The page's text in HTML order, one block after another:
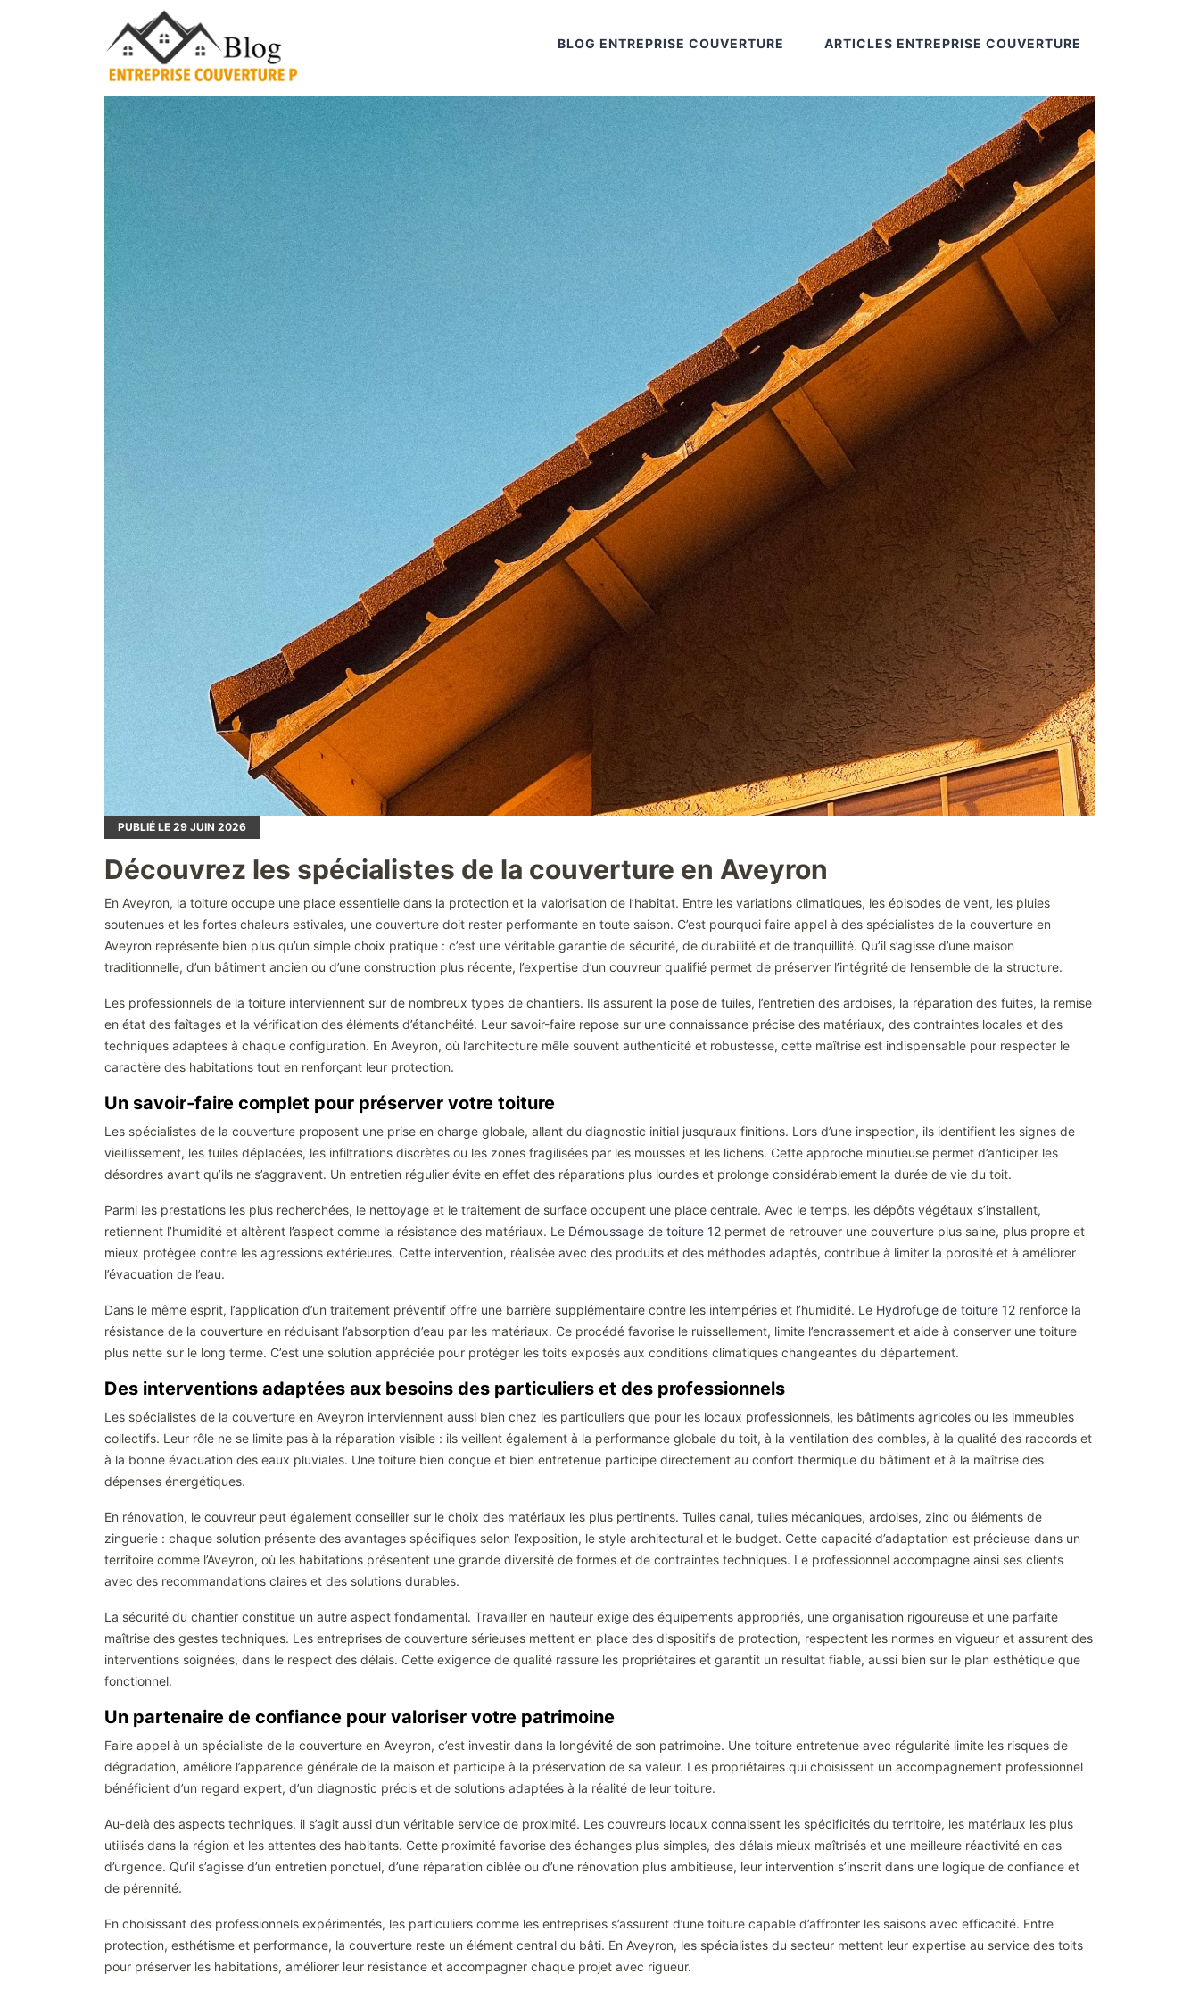
BLOG ENTREPRISE COUVERTURE ARTICLES ENTREPRISE COUVERTURE
PUBLIÉ LE 29 JUIN 2026
Découvrez les spécialistes de la couverture en Aveyron
En Aveyron, la toiture occupe une place essentielle dans la protection et la valorisation de l’habitat. Entre les variations climatiques, les épisodes de vent, les pluies
soutenues et les fortes chaleurs estivales, une couverture doit rester performante en toute saison. C’est pourquoi faire appel à des spécialistes de la couverture en
Aveyron représente bien plus qu’un simple choix pratique : c’est une véritable garantie de sécurité, de durabilité et de tranquillité. Qu’il s’agisse d’une maison
traditionnelle, d’un bâtiment ancien ou d’une construction plus récente, l’expertise d’un couvreur qualifié permet de préserver l’intégrité de l’ensemble de la structure.
Les professionnels de la toiture interviennent sur de nombreux types de chantiers. Ils assurent la pose de tuiles, l’entretien des ardoises, la réparation des fuites, la remise
en état des faîtages et la vérification des éléments d’étanchéité. Leur savoir-faire repose sur une connaissance précise des matériaux, des contraintes locales et des
techniques adaptées à chaque configuration. En Aveyron, où l’architecture mêle souvent authenticité et robustesse, cette maîtrise est indispensable pour respecter le
caractère des habitations tout en renforçant leur protection.
Un savoir-faire complet pour préserver votre toiture
Les spécialistes de la couverture proposent une prise en charge globale, allant du diagnostic initial jusqu’aux finitions. Lors d’une inspection, ils identifient les signes de
vieillissement, les tuiles déplacées, les infiltrations discrètes ou les zones fragilisées par les mousses et les lichens. Cette approche minutieuse permet d’anticiper les
désordres avant qu’ils ne s’aggravent. Un entretien régulier évite en effet des réparations plus lourdes et prolonge considérablement la durée de vie du toit.
Parmi les prestations les plus recherchées, le nettoyage et le traitement de surface occupent une place centrale. Avec le temps, les dépôts végétaux s’installent,
retiennent l’humidité et altèrent l’aspect comme la résistance des matériaux. Le Démoussage de toiture 12 permet de retrouver une couverture plus saine, plus propre et
mieux protégée contre les agressions extérieures. Cette intervention, réalisée avec des produits et des méthodes adaptés, contribue à limiter la porosité et à améliorer
l’évacuation de l’eau.
Dans le même esprit, l’application d’un traitement préventif offre une barrière supplémentaire contre les intempéries et l’humidité. Le Hydrofuge de toiture 12 renforce la
résistance de la couverture en réduisant l’absorption d’eau par les matériaux. Ce procédé favorise le ruissellement, limite l’encrassement et aide à conserver une toiture
plus nette sur le long terme. C’est une solution appréciée pour protéger les toits exposés aux conditions climatiques changeantes du département.
Des interventions adaptées aux besoins des particuliers et des professionnels
Les spécialistes de la couverture en Aveyron interviennent aussi bien chez les particuliers que pour les locaux professionnels, les bâtiments agricoles ou les immeubles
collectifs. Leur rôle ne se limite pas à la réparation visible : ils veillent également à la performance globale du toit, à la ventilation des combles, à la qualité des raccords et
à la bonne évacuation des eaux pluviales. Une toiture bien conçue et bien entretenue participe directement au confort thermique du bâtiment et à la maîtrise des
dépenses énergétiques.
En rénovation, le couvreur peut également conseiller sur le choix des matériaux les plus pertinents. Tuiles canal, tuiles mécaniques, ardoises, zinc ou éléments de
zinguerie : chaque solution présente des avantages spécifiques selon l’exposition, le style architectural et le budget. Cette capacité d’adaptation est précieuse dans un
territoire comme l’Aveyron, où les habitations présentent une grande diversité de formes et de contraintes techniques. Le professionnel accompagne ainsi ses clients
avec des recommandations claires et des solutions durables.
La sécurité du chantier constitue un autre aspect fondamental. Travailler en hauteur exige des équipements appropriés, une organisation rigoureuse et une parfaite
maîtrise des gestes techniques. Les entreprises de couverture sérieuses mettent en place des dispositifs de protection, respectent les normes en vigueur et assurent des
interventions soignées, dans le respect des délais. Cette exigence de qualité rassure les propriétaires et garantit un résultat fiable, aussi bien sur le plan esthétique que
fonctionnel.
Un partenaire de confiance pour valoriser votre patrimoine
Faire appel à un spécialiste de la couverture en Aveyron, c’est investir dans la longévité de son patrimoine. Une toiture entretenue avec régularité limite les risques de
dégradation, améliore l’apparence générale de la maison et participe à la préservation de sa valeur. Les propriétaires qui choisissent un accompagnement professionnel
bénéficient d’un regard expert, d’un diagnostic précis et de solutions adaptées à la réalité de leur toiture.
Au-delà des aspects techniques, il s’agit aussi d’un véritable service de proximité. Les couvreurs locaux connaissent les spécificités du territoire, les matériaux les plus
utilisés dans la région et les attentes des habitants. Cette proximité favorise des échanges plus simples, des délais mieux maîtrisés et une meilleure réactivité en cas
d’urgence. Qu’il s’agisse d’un entretien ponctuel, d’une réparation ciblée ou d’une rénovation plus ambitieuse, leur intervention s’inscrit dans une logique de confiance et
de pérennité.
En choisissant des professionnels expérimentés, les particuliers comme les entreprises s’assurent d’une toiture capable d’affronter les saisons avec efficacité. Entre
protection, esthétisme et performance, la couverture reste un élément central du bâti. En Aveyron, les spécialistes du secteur mettent leur expertise au service des toits
pour préserver les habitations, améliorer leur résistance et accompagner chaque projet avec rigueur.